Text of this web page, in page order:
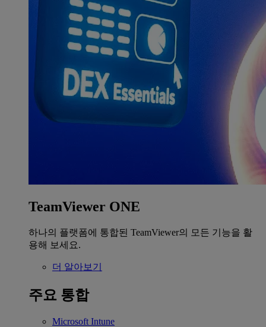
TeamViewer ONE
하나의 플랫폼에 통합된 TeamViewer의 모든 기능을 활
용해 보세요.
더 알아보기
주요 통합
Microsoft Intune